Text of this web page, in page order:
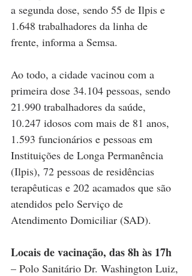
a segunda dose, sendo 55 de Ilpis e
1.648 trabalhadores da linha de
frente, informa a Semsa.
Ao todo, a cidade vacinou com a
primeira dose 34.104 pessoas, sendo
21.990 trabalhadores da saúde,
10.247 idosos com mais de 81 anos,
1.593 funcionários e pessoas em
Instituições de Longa Permanência
(Ilpis), 72 pessoas de residências
terapêuticas e 202 acamados que são
atendidos pelo Serviço de
Atendimento Domiciliar (SAD).
Locais de vacinação, das 8h às 17h
– Polo Sanitário Dr. Washington Luiz,